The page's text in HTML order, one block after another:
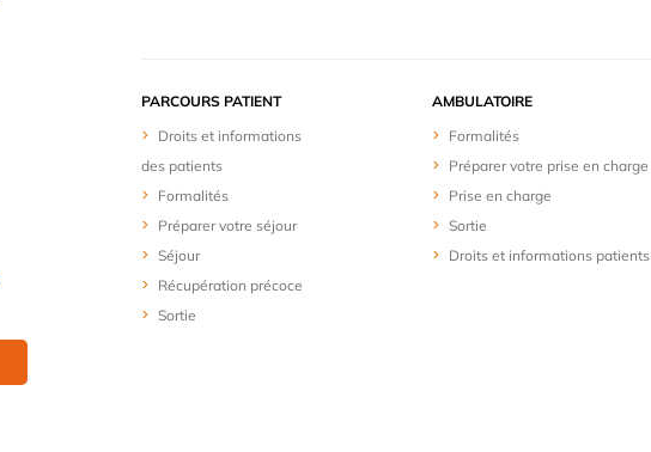
PARCOURS PATIENT
Droits et informations
des patients
Formalités
Préparer votre séjour
Séjour
Récupération précoce
Sortie
AMBULATOIRE
Formalités
Préparer votre prise en charge
Prise en charge
Sortie
Droits et informations patients